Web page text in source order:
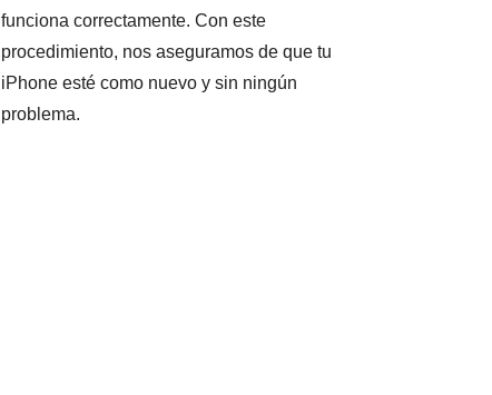
funciona correctamente. Con este
procedimiento, nos aseguramos de que tu
iPhone esté como nuevo y sin ningún
problema.